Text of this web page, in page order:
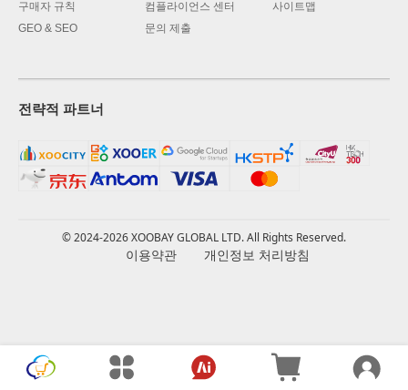
구매자 규칙
GEO & SEO
컴플라이언스 센터
문의 제출
사이트맵
전략적 파트너
© 2024-2026 XOOBAY GLOBAL LTD. All Rights Reserved.
이용약관 개인정보 처리방침